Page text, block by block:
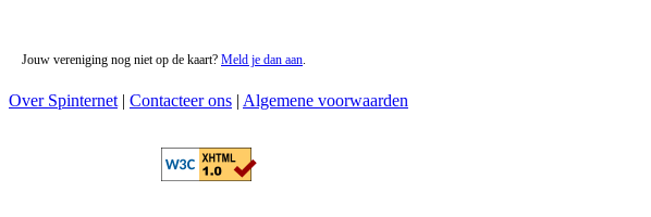
Jouw vereniging nog niet op de kaart? Meld je dan aan.
Over Spinternet | Contacteer ons | Algemene voorwaarden